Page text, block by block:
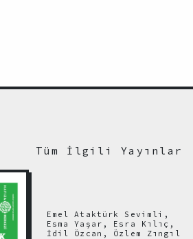
Tüm İlgili Yayınlar
Emel Ataktürk Sevimli,
Esma Yaşar, Esra Kılıç,
İdil Özcan, Özlem Zıngıl